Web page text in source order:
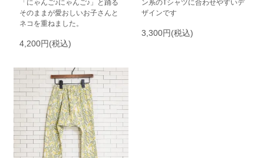
「にゃんご♪にゃんご♪」と踊る
そのままが愛おしいお子さんと
ネコを重ねました。
4,200円(税込)
ン系のTシャツに合わせやすいデ
ザインです
3,300円(税込)